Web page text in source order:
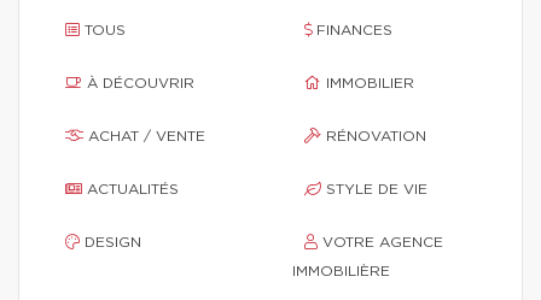
TOUS
À DÉCOUVRIR
ACHAT / VENTE
ACTUALITÉS
DESIGN
FINANCES
IMMOBILIER
RÉNOVATION
STYLE DE VIE
IMMOBILIÈRE